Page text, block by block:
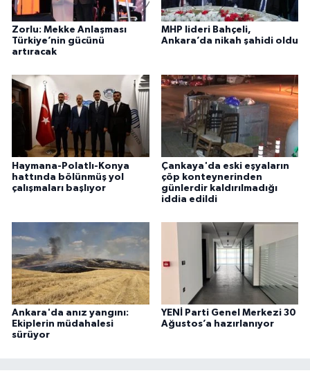
Zorlu: Mekke Anlaşması
Türkiye’nin gücünü
artıracak
MHP lideri Bahçeli,
Ankara’da nikah şahidi oldu
Haymana-Polatlı-Konya
hattında bölünmüş yol
çalışmaları başlıyor
Çankaya'da eski eşyaların
çöp konteynerinden
günlerdir kaldırılmadığı
iddia edildi
Ankara'da anız yangını:
Ekiplerin müdahalesi
sürüyor
YENİ Parti Genel Merkezi 30
Ağustos’a hazırlanıyor